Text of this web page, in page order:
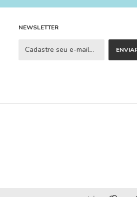
NEWSLETTER